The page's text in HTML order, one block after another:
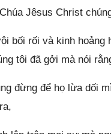
Jêsus Christ
bối rối và kinh
tôi đã gởi mà nói
đừng để họ lừa dối